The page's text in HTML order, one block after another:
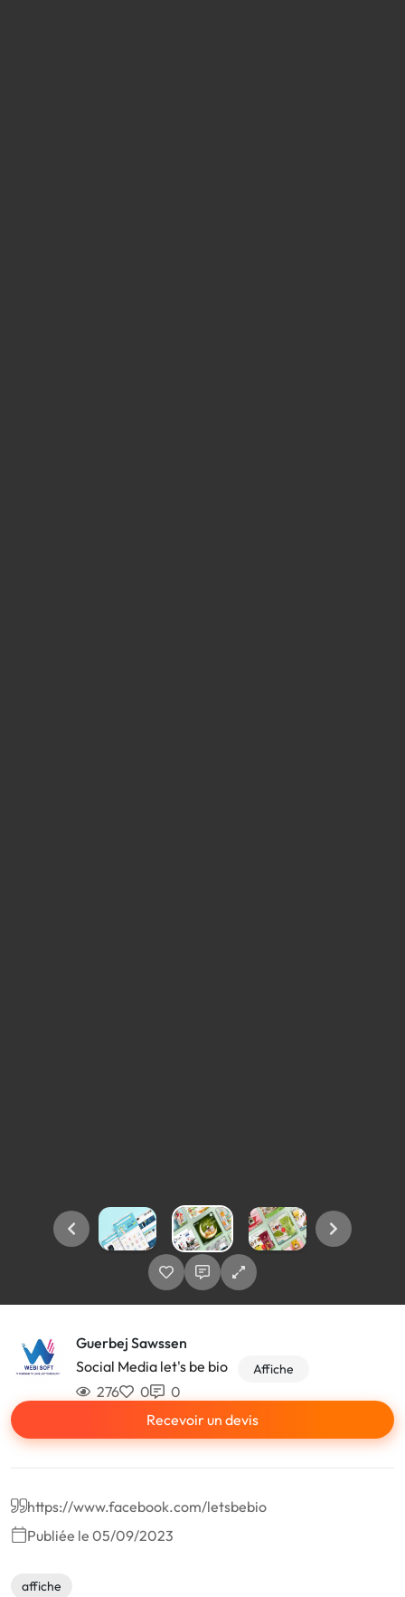
Guerbej Sawssen
Social Media let's be bio
Affiche
276 0
0
Recevoir un devis
https://www.facebook.com/letsbebio
Publiée le 05/09/2023
affiche